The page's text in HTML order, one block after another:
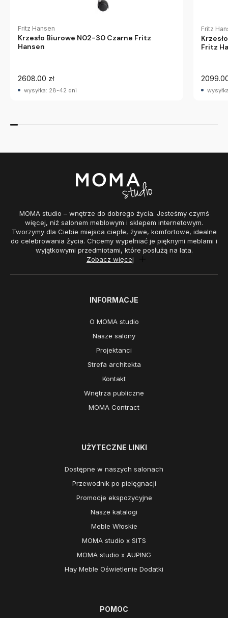
Fritz Hansen
Krzesło Biurowe N02-30 Czarne Fritz
Hansen
2608.00 zł
wysyłka: 28-42 dni
Fritz
Fritz
MOMA studio – wnętrze do dobrego życia. Jesteśmy czymś
więcej, niż salonem meblowym i sklepem internetowym.
Tworzymy dla Ciebie miejsca ciepłe, żywe, komfortowe, idealne
do celebrowania życia. Chcemy wypełniać je pięknymi meblami i
wyjątkowymi przedmiotami, które posłużą na lata.
Zobacz więcej
INFORMACJE
O MOMA studio
Nasze salony
Projektanci
Strefa architekta
Kontakt
Wnętrza publiczne
MOMA Contract
UŻYTECZNE LINKI
Dostępne w naszych salonach
Przewodnik po pielęgnacji
Promocje ekspozycyjne
Nasze katalogi
Meble Włoskie
MOMA studio x SITS
MOMA studio x AUPING
Hay Meble Oświetlenie Dodatki
POMOC